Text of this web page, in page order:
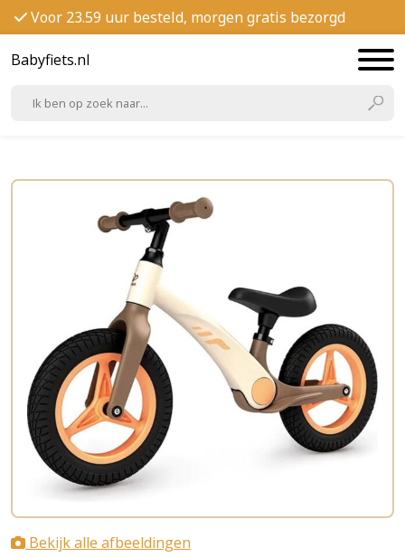
Voor 23.59 uur besteld, morgen gratis bezorgd
Babyfiets.nl
Bekijk alle afbeeldingen